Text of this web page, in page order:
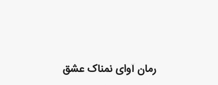
رمان آوای نمناک عشق